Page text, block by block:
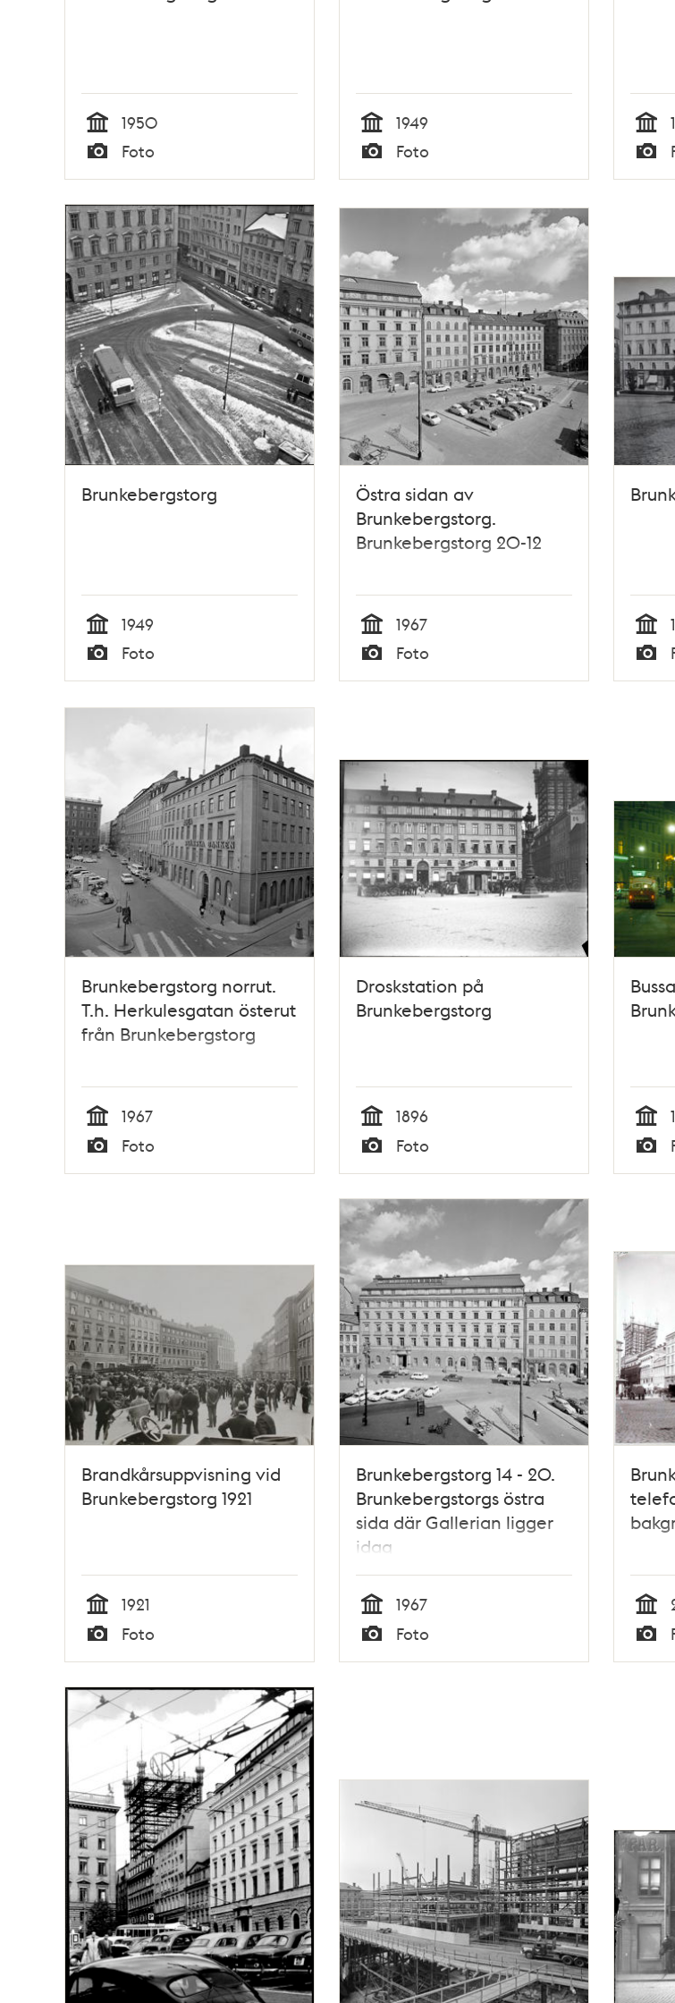
Tid
1950
Typ
Foto Tid
1949
Typ
Foto Tid
Typ
Brunkebergstorg
Tid
1949
Typ
Foto
Östra sidan av
Brunkebergstorg.
Brunkebergstorg 20-12
Tid
1967
Typ
Foto Tid
Typ
Brunkebergstorg norrut.
T.h. Herkulesgatan österut
från Brunkebergstorg
Tid
1967
Foto
Droskstation på
Brunkebergstorg
Tid
1896
Foto Tid
Brandkårsuppvisning vid
Brunkebergstorg 1921
Tid
1921
Typ
Foto
Brunkebergstorg 14 - 20.
Brunkebergstorgs östra
sida där Gallerian ligger
idag
Tid
1967
Typ
Foto Tid
Typ